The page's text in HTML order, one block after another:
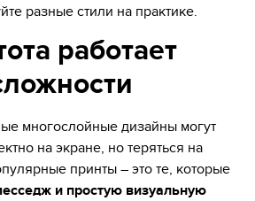
разные стили на практике.
работает
многослойные дизайны могут
на экране, но теряться на
принты – это те, которые
и простую визуальную